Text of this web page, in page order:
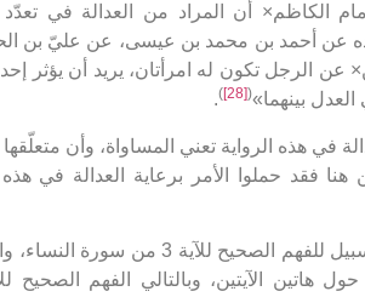
الكاظم× أن المراد من العدالة في
عن أحمد بن محمد بن عيسى، عن عليّ بن
الرجل تكون له امرأتان، يريد أن يؤثر
بينهما»(
[28]
)
.
في هذه الرواية تعني المساواة، وأن
فقد حملوا الأمر برعاية العدالة في هذه
إن التدقيق في المعنى اللغوي للعدالة يمهِّد السبيل للفهم الصحيح
هاتين الآيتين، وبالتالي الفهم الصحيح